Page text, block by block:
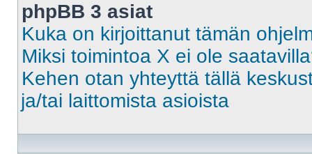
phpBB 3 asiat
Kuka on kirjoittanut tämän
Miksi toimintoa X ei ole
Kehen otan yhteyttä tällä
ja/tai laittomista asioista